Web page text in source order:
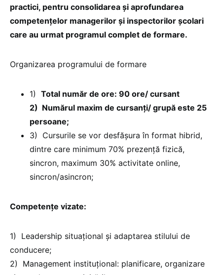
practici, pentru consolidarea și aprofundarea
competențelor managerilor și inspectorilor școlari
care au urmat programul complet de formare.
Organizarea programului de formare
1) Total număr de ore: 90 ore/ cursant
2) Numărul maxim de cursanți/ grupă este 25
persoane;
3) Cursurile se vor desfășura în format hibrid,
dintre care minimum 70% prezență fizică,
sincron, maximum 30% activitate online,
sincron/asincron;
Competențe vizate:
1) Leadership situațional și adaptarea stilului de
conducere;
2) Management instituțional: planificare, organizare